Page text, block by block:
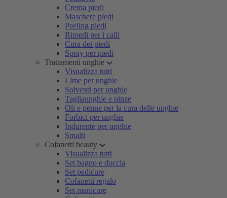
Crema piedi
Maschere piedi
Peeling piedi
Rimedi per i calli
Cura dei piedi
Spray per piedi
Trattamenti unghie
Visualizza tutti
Lime per unghie
Solventi per unghie
Tagliaunghie e pinze
Oli e penne per la cura delle unghie
Forbici per unghie
Indurente per unghie
Smalti
Cofanetti beauty
Visualizza tutti
Set bagno e doccia
Set pedicure
Cofanetti regalo
Set manicure